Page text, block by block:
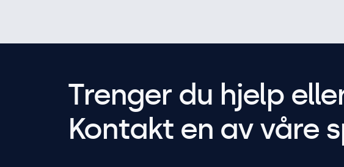
Trenger du hjelp
Kontakt en av våre